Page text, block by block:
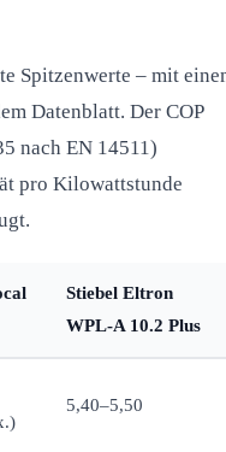
Spitzenwerte – mit
Datenblatt. Der COP
nach EN 14511)
pro Kilowattstunde
Stiebel Eltron
WPL-A 10.2 Plus
5,40–5,50